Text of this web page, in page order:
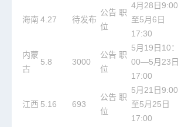
海南 4.27 待发布
公告 职
位
4月28日9:00
至5月6日
17:30
内蒙
古
5.8 3000
公告 职
位
5月19日10：
00—5月23日
17:00
江西 5.16 693
公告 职
位
5月21日9:00
至5月25日
17:00